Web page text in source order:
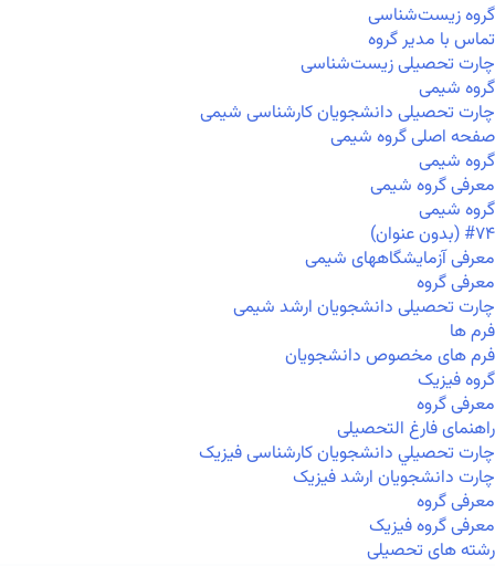
گروه زیست‌شناسی
تماس با مدیر گروه
چارت تحصیلی زیست‌شناسی
گروه شیمی
چارت تحصیلی دانشجویان کارشناسی شیمی
صفحه اصلی گروه شیمی
گروه شیمی
معرفی گروه شیمی
گروه شیمی
#۷۴ (بدون عنوان)
معرفی آزمایشگاههای شیمی
معرفی گروه
چارت تحصیلی دانشجویان ارشد شیمی
فرم ها
فرم های مخصوص دانشجویان
گروه فیزیک
معرفی گروه
راهنمای فارغ التحصیلی
چارت تحصيلي دانشجویان کارشناسی فیزیک
چارت دانشجویان ارشد فیزیک
معرفی گروه
معرفی گروه فیزیک
رشته های تحصیلی